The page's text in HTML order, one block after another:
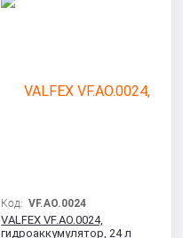
Код:VF.AO.0024
VALFEX VF.AO.0024,
гидроаккумулятор, 24 л